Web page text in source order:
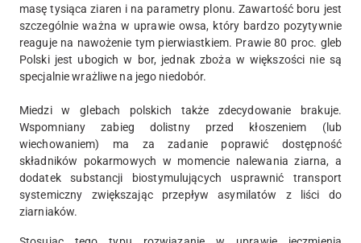
masę tysiąca ziaren i na parametry plonu. Zawartość boru jest
szczególnie ważna w uprawie owsa, który bardzo pozytywnie
reaguje na nawożenie tym pierwiastkiem. Prawie 80 proc. gleb
Polski jest ubogich w bor, jednak zboża w większości nie są
specjalnie wrażliwe na jego niedobór.
Miedzi w glebach polskich także zdecydowanie brakuje.
Wspomniany zabieg dolistny przed kłoszeniem (lub
wiechowaniem) ma za zadanie poprawić dostępność
składników pokarmowych w momencie nalewania ziarna, a
dodatek substancji biostymulujących usprawnić transport
systemiczny zwiększając przepływ asymilatów z liści do
ziarniaków.